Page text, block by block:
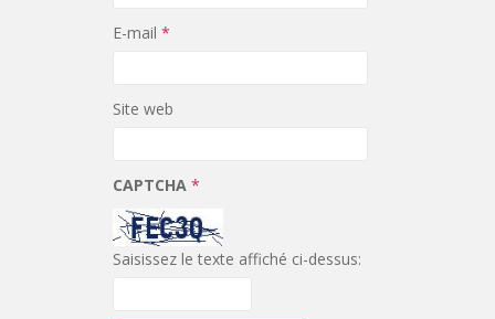
E-mail *
Site web
CAPTCHA *
Saisissez le texte affiché ci-dessus: